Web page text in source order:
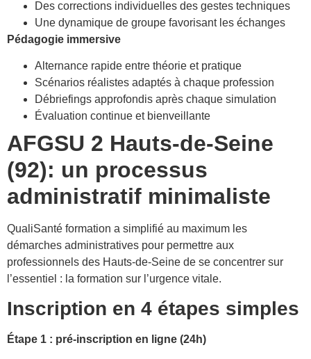
Des corrections individuelles des gestes techniques
Une dynamique de groupe favorisant les échanges
Pédagogie immersive
Alternance rapide entre théorie et pratique
Scénarios réalistes adaptés à chaque profession
Débriefings approfondis après chaque simulation
Évaluation continue et bienveillante
AFGSU 2 Hauts-de-Seine
(92): un processus
administratif minimaliste
QualiSanté formation a simplifié au maximum les
démarches administratives pour permettre aux
professionnels des Hauts-de-Seine de se concentrer sur
l’essentiel : la formation sur l’urgence vitale.
Inscription en 4 étapes simples
Étape 1 : pré-inscription en ligne (24h)